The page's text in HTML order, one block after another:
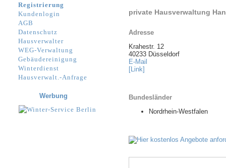
private Hausverwaltung
Adresse
Krahestr. 12
40233 Düsseldorf
E-Mail
[Link]
Bundesländer
Nordrhein-Westfalen
Registrierung
Kundenlogin
AGB
Datenschutz
Hausverwalter
WEG-Verwaltung
Gebäudereinigung
Winterdienst
Hausverwalt.-Anfrage
Werbung